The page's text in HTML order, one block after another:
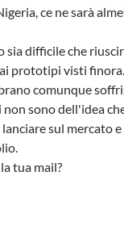
ce ne sarà
sia difficile che
prototipi visti finora.
comunque
sono dell'idea
sul mercato
tua mail?